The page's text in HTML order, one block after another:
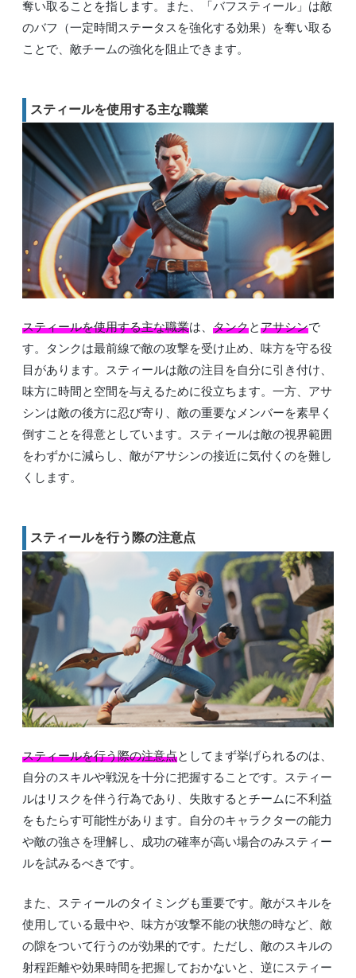
奪い取ることを指します。また、「バフスティール」は敵
のバフ（一定時間ステータスを強化する効果）を奪い取る
ことで、敵チームの強化を阻止できます。
スティールを使用する主な職業
スティールを使用する主な職業は、 タンクとアサシンで
す。タンクは最前線で敵の攻撃を受け止め、味方を守る役
目があります。スティールは敵の注目を自分に引き付け、
味方に時間と空間を与えるために役立ちます。一方、アサ
シンは敵の後方に忍び寄り、敵の重要なメンバーを素早く
倒すことを得意としています。スティールは敵の視界範囲
をわずかに減らし、敵がアサシンの接近に気付くのを難し
くします。
スティールを行う際の注意点
スティールを行う際の注意点としてまず挙げられるのは、
自分のスキルや戦況を十分に把握することです。スティー
ルはリスクを伴う行為であり、失敗するとチームに不利益
をもたらす可能性があります。自分のキャラクターの能力
や敵の強さを理解し、成功の確率が高い場合のみスティー
ルを試みるべきです。
また、スティールのタイミングも重要です。敵がスキルを
使用している最中や、味方が攻撃不能の状態の時など、敵
の隙をついて行うのが効果的です。ただし、敵のスキルの
射程距離や効果時間を把握しておかないと、逆にスティー